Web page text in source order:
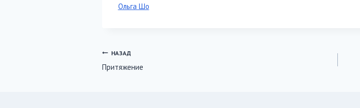
Метки
Ольга Шо
Навигация
по
НАЗАД
Притяжение